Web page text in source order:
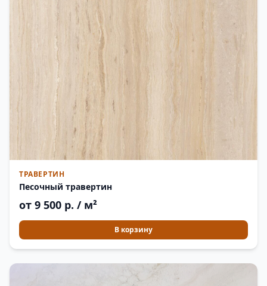
ТРАВЕРТИН
Песочный травертин
от 9 500 р. / м²
В корзину